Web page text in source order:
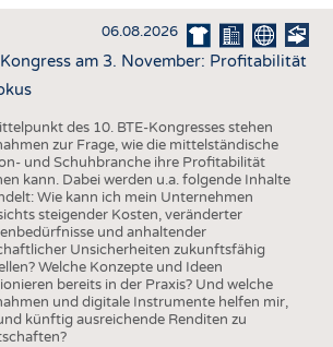
STATISTICS
TERMINE
BRANCHENTERMINE
06.08.2026
Kongress am 3. November: Profitabilität
des 10. BTE-Kongresses stehen
zur Frage, wie die mittelständische
und Schuhbranche ihre Profitabilität
kann. Dabei werden u.a. folgende Inhalte
Wie kann ich mein Unternehmen
steigender Kosten, veränderter
und anhaltender
Unsicherheiten zukunftsfähig
Welche Konzepte und Ideen
bereits in der Praxis? Und welche
und digitale Instrumente helfen mir,
künftig ausreichende Renditen zu